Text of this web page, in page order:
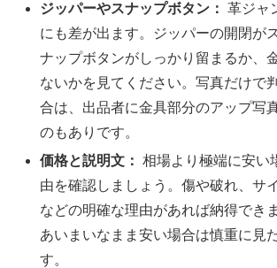
ジッパーやスナップボタン： 革ジャ
にも差が出ます。ジッパーの開閉が
ナップボタンがしっかり留まるか、
ないかを見てください。写真だけで
合は、出品者に金具部分のアップ写
のもありです。
価格と説明文： 相場より極端に安い
由を確認しましょう。傷や破れ、サ
などの明確な理由があれば納得でき
あいまいなまま安い場合は慎重に見
す。